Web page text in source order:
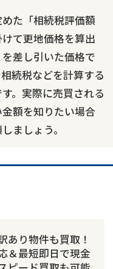
た「相続税評価額
けて更地価格を算出
差し引いた価格で
続税などを計算する
。実際に売買される
額を知りたい場合
ましょう。
あり物件も買取！
＆最短即日で現金